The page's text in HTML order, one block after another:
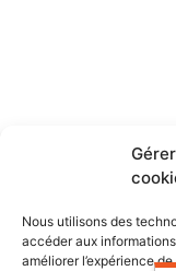
Nous utilisons des
accéder aux
améliorer l’expérience